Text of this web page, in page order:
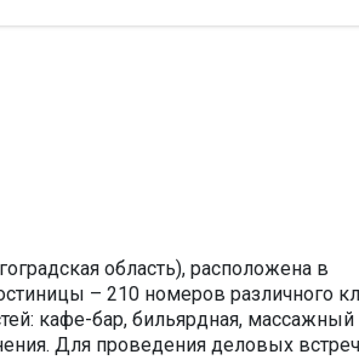
область), расположена в
– 210 номеров различного
кафе-бар, бильярдная, массажный
Для проведения деловых